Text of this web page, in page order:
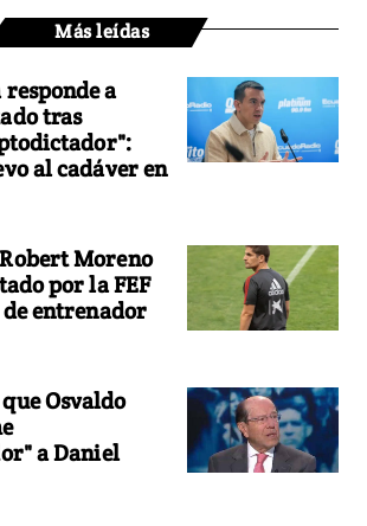
Más leídas
a
tras
al cadáver en
Moreno
por la FEF
entrenador
Osvaldo
a Daniel